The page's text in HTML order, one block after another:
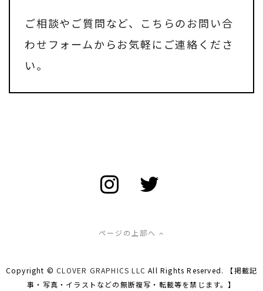
ご相談やご質問など、
こちらのお問い合
わせフォームからお気軽にご連絡くださ
い。
ページの上部へ
Copyright ©CLOVER GRAPHICS LLC All Rights Reserved. 【掲載記
事・写真・イラストなどの無断複写・転載等を禁じます。】